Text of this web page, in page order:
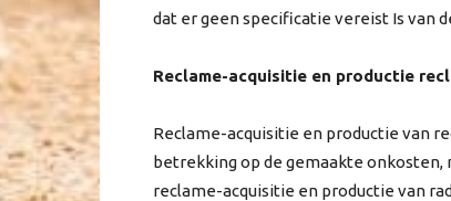
dat er geen specificatie vereist Is van
Reclame-acquisitie en productie
Reclame-acquisitie en productie van
betrekking op de gemaakte
reclame-acquisitie en productie van